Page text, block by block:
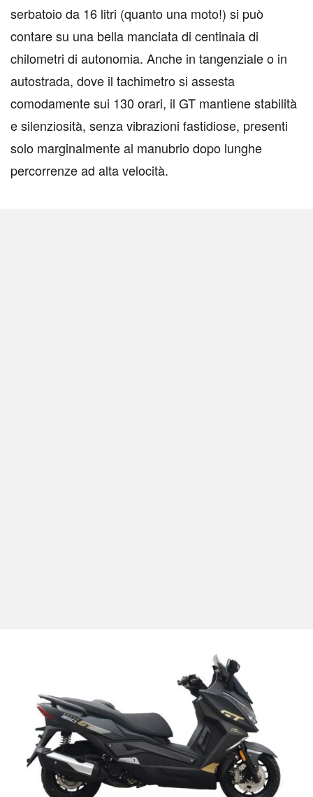
serbatoio da 16 litri (quanto una moto!) si può
contare su una bella manciata di centinaia di
chilometri di autonomia. Anche in tangenziale o in
autostrada, dove il tachimetro si assesta
comodamente sui 130 orari, il GT mantiene stabilità
e silenziosità, senza vibrazioni fastidiose, presenti
solo marginalmente al manubrio dopo lunghe
percorrenze ad alta velocità.